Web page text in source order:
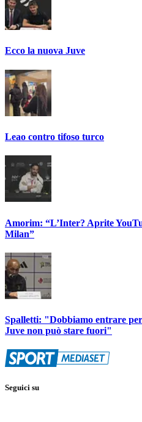
Ecco la nuova Juve
Leao contro tifoso turco
Amorim: “L’Inter? Aprite
Milan”
Spalletti: "Dobbiamo entrare
Juve non può stare fuori"
Seguici su